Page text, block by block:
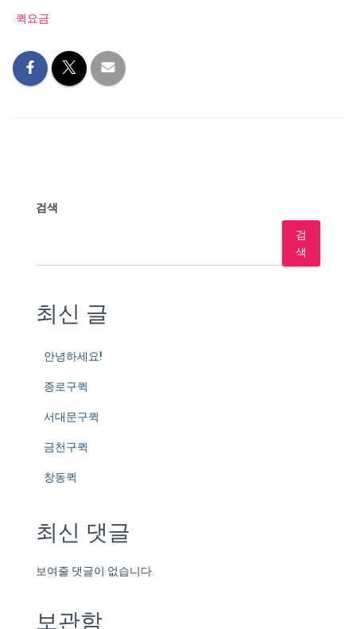
퀵요금
검색
검
색
최신 글
안녕하세요!
종로구퀵
서대문구퀵
금천구퀵
창동퀵
최신 댓글
보여줄 댓글이 없습니다.
보관함